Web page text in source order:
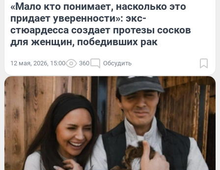
«Мало кто понимает, насколько это
придает уверенности»: экс-
стюардесса создает протезы сосков
для женщин, победивших рак
12 мая, 2026, 15:00 360 Обсудить